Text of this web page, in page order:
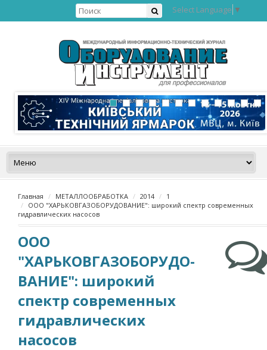
Select Language ▼
Главная МЕТАЛЛООБРАБОТКА 2014
1
ООО "ХАРЬКОВГАЗОБОРУДО­ВАНИЕ": широкий спектр современных
гидравлических насосов
ООО
"ХАРЬКОВГАЗОБОРУДО­
ВАНИЕ": широкий
спектр современных
гидравлических
насосов